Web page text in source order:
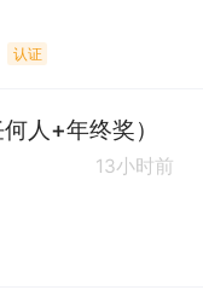
认证
人+年终奖）
13小时前